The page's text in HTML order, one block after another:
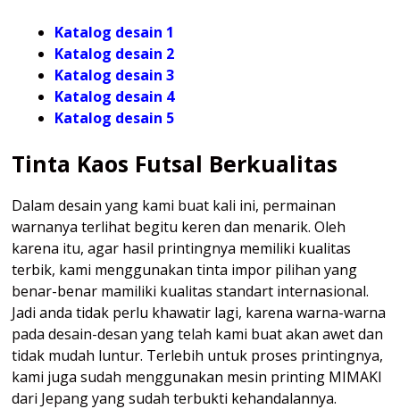
Katalog desain 1
Katalog desain 2
Katalog desain 3
Katalog desain 4
Katalog desain 5
Tinta Kaos Futsal Berkualitas
Dalam desain yang kami buat kali ini, permainan
warnanya terlihat begitu keren dan menarik. Oleh
karena itu, agar hasil printingnya memiliki kualitas
terbik, kami menggunakan tinta impor pilihan yang
benar-benar mamiliki kualitas standart internasional.
Jadi anda tidak perlu khawatir lagi, karena warna-warna
pada desain-desan yang telah kami buat akan awet dan
tidak mudah luntur. Terlebih untuk proses printingnya,
kami juga sudah menggunakan mesin printing MIMAKI
dari Jepang yang sudah terbukti kehandalannya.